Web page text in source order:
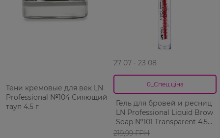
Тени кремовые для век LN
Professional №104 Cияющий
тауп 4.5 г
27 07 - 23 08
0_Спец.ціна
Гель для бровей и ресниц
LN Professional Liquid Brow
Soap №101 Transparent 4,5
мл
219,99 ГРН